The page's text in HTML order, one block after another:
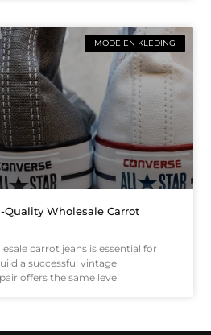
MODE EN KLEDING
Wholesale Carrot
carrot jeans is essential for
a successful vintage
offers the same level